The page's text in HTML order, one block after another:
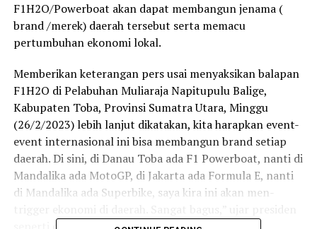
F1H2O/Powerboat akan dapat membangun jenama (
brand /merek) daerah tersebut serta memacu
pertumbuhan ekonomi lokal.
Memberikan keterangan pers usai menyaksikan balapan
F1H2O di Pelabuhan Muliaraja Napitupulu Balige,
Kabupaten Toba, Provinsi Sumatra Utara, Minggu
(26/2/2023) lebih lanjut dikatakan, kita harapkan event-
event internasional ini bisa membangun brand setiap
daerah. Di sini, di Danau Toba ada F1 Powerboat, nanti di
Mandalika ada MotoGP, di Jakarta ada Formula E, nanti
di Mandalika ada Superbike, saya kira ini akan men-